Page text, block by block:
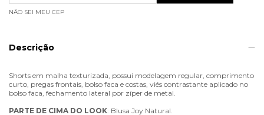
NÃO SEI MEU CEP
Descrição
Shorts em malha texturizada, possui modelagem regular, comprimento
curto, pregas frontais, bolso faca e costas, viés contrastante aplicado no
bolso faca, fechamento lateral por zíper de metal.
PARTE DE CIMA DO LOOK: Blusa Joy Natural.